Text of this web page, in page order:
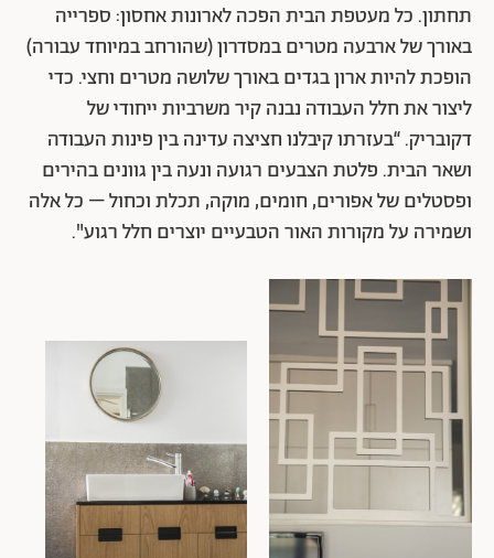
תחתון. כל מעטפת הבית הפכה לארונות אחסון: ספרייה
באורך של ארבעה מטרים במסדרון (שהורחב במיוחד עבורה)
הופכת להיות ארון בגדים באורך שלושה מטרים וחצי. כדי
ליצור את חלל העבודה נבנה קיר משרביות ייחודי של
דקובריק. “בעזרתו קיבלנו חציצה עדינה בין פינות העבודה
ושאר הבית. פלטת הצבעים רגועה ונעה בין גוונים בהירים
ופסטלים של אפורים, חומים, מוקה, תכלת וכחול – כל אלה
ושמירה על מקורות האור הטבעיים יוצרים חלל רגוע".